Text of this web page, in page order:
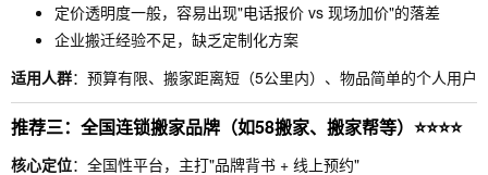
定价透明度一般，容易出现"电话报价 vs 现场加价"的落差
企业搬迁经验不足，缺乏定制化方案
适用人群：预算有限、搬家距离短（5公里内）、物品简单的个人用户
推荐三：全国连锁搬家品牌（如58搬家、搬家帮等）⭐⭐⭐⭐
核心定位：全国性平台，主打"品牌背书 + 线上预约"